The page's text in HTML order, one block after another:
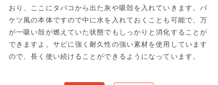
おり、ここにタバコから出た灰や吸殻を入れていきます。バ
ケツ風の本体ですので中に水を入れておくことも可能で、万
が一吸い殻が燃えていた状態でもしっかりと消化することが
できますよ。サビに強く耐久性の強い素材を使用しています
ので、長く使い続けることができるようになっています。